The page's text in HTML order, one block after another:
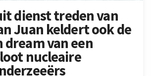
dienst treden van
Juan keldert ook de
dream van een
nucleaire